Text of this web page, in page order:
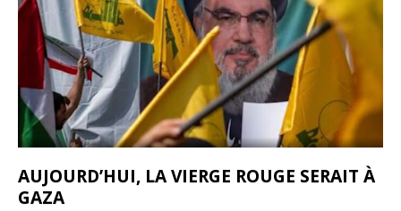
AUJOURD’HUI, LA VIERGE ROUGE SERAIT À
GAZA